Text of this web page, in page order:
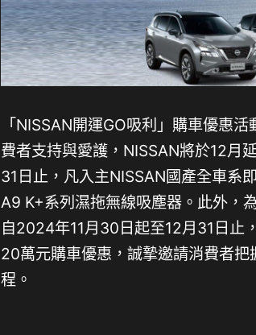
「NISSAN開運GO吸利」購車優惠
費者支持與愛護，NISSAN將於12月
31日止，凡入主NISSAN國產全車系
A9 K+系列濕拖無線吸塵器。此外，
自2024年11月30日起至12月31日止
20萬元購車優惠，誠摯邀請消費者
程。